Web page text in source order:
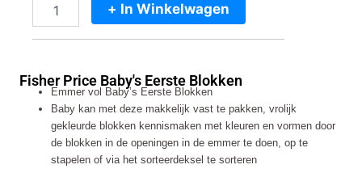
Fisher
Blokken
aantal
+ In Winkelwagen
Fisher Price Baby's Eerste Blokken
Emmer vol Baby’s Eerste Blokken
Baby kan met deze makkelijk vast te pakken, vrolijk
gekleurde blokken kennismaken met kleuren en vormen door
de blokken in de openingen in de emmer te doen, op te
stapelen of via het sorteerdeksel te sorteren